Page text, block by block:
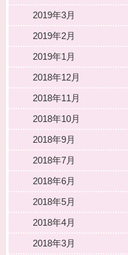
2019年3月
2019年2月
2019年1月
2018年12月
2018年11月
2018年10月
2018年9月
2018年7月
2018年6月
2018年5月
2018年4月
2018年3月